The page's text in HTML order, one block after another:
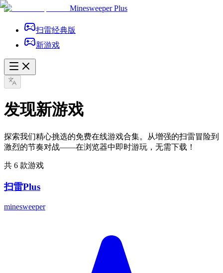
Minesweeper Plus
扫雷经典版
新游戏
发现新游戏
探索我们精心挑选的免费在线游戏合集。从增强的扫雷冒险到
激烈的节奏对战——在浏览器中即时游玩，无需下载！
共 6 款游戏
扫雷Plus
minesweeper